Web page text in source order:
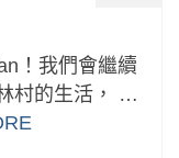
！我們會繼續
村的生活， …